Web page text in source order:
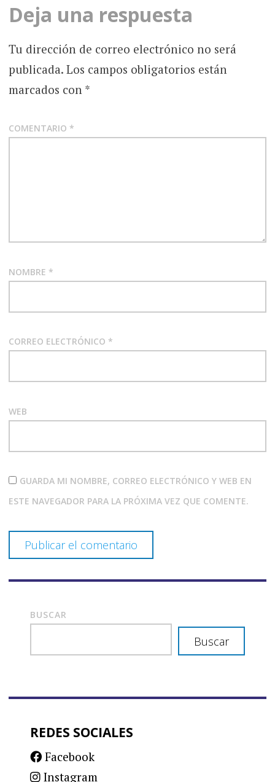
Deja una respuesta
Tu dirección de correo electrónico no será
publicada. Los campos obligatorios están
marcados con *
COMENTARIO *
NOMBRE *
CORREO ELECTRÓNICO *
WEB
GUARDA MI NOMBRE, CORREO ELECTRÓNICO Y WEB EN
ESTE NAVEGADOR PARA LA PRÓXIMA VEZ QUE COMENTE.
BUSCAR
Buscar
REDES SOCIALES
Facebook
Instagram